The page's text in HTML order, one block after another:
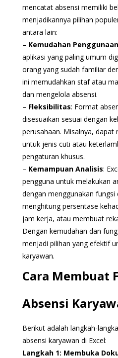
mencatat absensi memiliki
menjadikannya pilihan
antara lain:
– Kemudahan Penggunaan
aplikasi yang paling umum
orang yang sudah familiar
ini memudahkan staf atau
dan mengelola absensi.
– Fleksibilitas: Format
disesuaikan sesuai dengan
perusahaan. Misalnya,
untuk jenis cuti atau
pengaturan khusus.
– Kemampuan Analisis:
pengguna untuk melakukan
dengan menggunakan fungsi
menghitung persentase
jam kerja, atau membuat
Dengan kemudahan dan
menjadi pilihan yang efektif
karyawan.
Cara Membuat
Absensi
Berikut adalah langkah-
absensi karyawan di Excel:
Langkah 1: Membuka